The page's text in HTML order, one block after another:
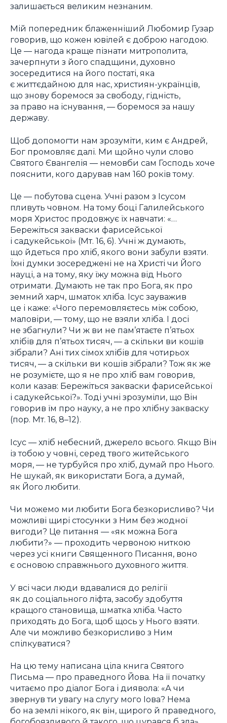
залишається великим незнаним.
Мій попередник блаженніший Любомир Гузар
говорив, що кожен ювілей є доброю нагодою.
Це — нагода краще пізнати митрополита,
зачерпнути з його спадщини, духовно
зосередитися на його постаті, яка
є життєдайною для нас, християн-українців,
що знову боремося за свободу, гідність,
за право на існування, — боремося за нашу
державу.
Щоб допомогти нам зрозуміти, ким є Андрей,
Бог промовляє далі. Ми щойно чули слово
Святого Євангелія — немовби сам Господь хоче
пояснити, кого дарував нам 160 років тому.
Це — побутова сцена. Учні разом з Ісусом
пливуть човном. На тому боці Галилейського
моря Христос продовжує їх навчати: «…
Бережіться закваски фарисейської
і садукейської» (Мт. 16, 6). Учні ж думають,
що йдеться про хліб, якого вони забули взяти.
Їхні думки зосереджені не на Христі чи Його
науці, а на тому, яку їжу можна від Нього
отримати. Думають не так про Бога, як про
земний харч, шматок хліба. Ісус зауважив
це і каже: «Чого перемовляєтесь між собою,
маловіри, — тому, що не взяли хліба. І досі
не збагнули? Чи ж ви не пам’ятаєте п’ятьох
хлібів для п’ятьох тисяч, — а скільки ви кошів
зібрали? Ані тих сімох хлібів для чотирьох
тисяч, — а скільки ви кошів зібрали? Тож як же
не розумієте, що я не про хліб вам говорив,
коли казав: Бережіться закваски фарисейської
і садукейської?». Тоді учні зрозуміли, що Він
говорив їм про науку, а не про хлібну закваску
(пор. Мт. 16, 8–12).
Ісус — хліб небесний, джерело всього. Якщо Він
із тобою у човні, серед твого житейського
моря, — не турбуйся про хліб, думай про Нього.
Не шукай, як використати Бога, а думай,
як Його любити.
Чи можемо ми любити Бога безкорисливо? Чи
можливі щирі стосунки з Ним без жодної
вигоди? Це питання — «як можна Бога
любити?» — проходить червоною ниткою
через усі книги Священного Писання, воно
є основою справжнього духовного життя.
У всі часи люди вдавалися до релігії
як до соціального ліфта, засобу здобуття
кращого становища, шматка хліба. Часто
приходять до Бога, щоб щось у Нього взяти.
Але чи можливо безкорисливо з Ним
спілкуватися?
На цю тему написана ціла книга Святого
Письма — про праведного Йова. На її початку
читаємо про діалог Бога і диявола: «А чи
звернув ти увагу на слугу мого Іова? Нема
бо на землі нікого, як він, щирого й праведного,